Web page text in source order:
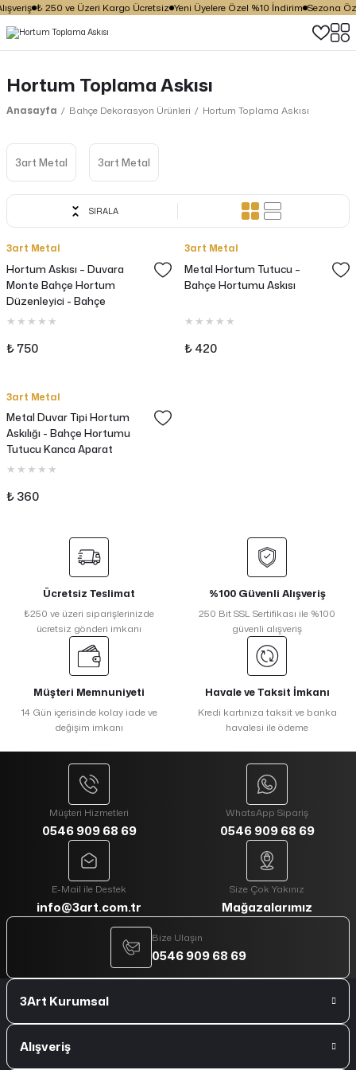
₺ 250 ve Üzeri Kargo Ücretsiz Yeni Üyelere Özel %10 İndirim Sezona
Hortum Toplama Askısı
Anasayfa Bahçe Dekorasyon Ürünleri Hortum Toplama Askısı
3art Metal 3art Metal
SIRALA
3art Metal
Hortum Askısı – Duvara
Monte Bahçe Hortum
Düzenleyici - Bahçe
Organizeri
₺ 750
3art Metal
Metal Hortum Tutucu –
Bahçe Hortumu Askısı
₺ 420
3art Metal
Metal Duvar Tipi Hortum
Askılığı - Bahçe Hortumu
Tutucu Kanca Aparat
₺ 360
Ücretsiz Teslimat
₺250 ve üzeri siparişlerinizde
ücretsiz gönderi imkanı
%100 Güvenli Alışveriş
250 Bit SSL Sertifikası ile %100
güvenli alışveriş
Müşteri Memnuniyeti
14 Gün içerisinde kolay iade ve
değişim imkanı
Havale ve Taksit İmkanı
Kredi kartınıza taksit ve banka
havalesi ile ödeme
Müşteri Hizmetleri
0546 909 68 69
WhatsApp Sipariş
0546 909 68 69
E-Mail ile Destek
info@3art.com.tr
Size Çok Yakınız
Mağazalarımız
Bize Ulaşın
0546 909 68 69
3Art Kurumsal
Alışveriş